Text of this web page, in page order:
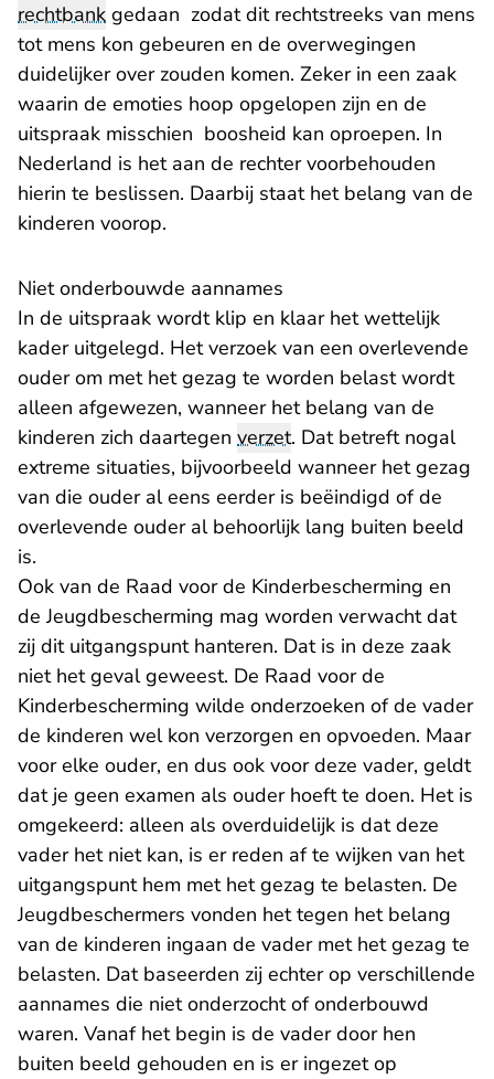
rechtbank gedaan zodat dit rechtstreeks van mens
tot mens kon gebeuren en de overwegingen
duidelijker over zouden komen. Zeker in een zaak
waarin de emoties hoop opgelopen zijn en de
uitspraak misschien boosheid kan oproepen. In
Nederland is het aan de rechter voorbehouden
hierin te beslissen. Daarbij staat het belang van de
kinderen voorop.
Niet onderbouwde aannames
In de uitspraak wordt klip en klaar het wettelijk
kader uitgelegd. Het verzoek van een overlevende
ouder om met het gezag te worden belast wordt
alleen afgewezen, wanneer het belang van de
kinderen zich daartegen verzet. Dat betreft nogal
extreme situaties, bijvoorbeeld wanneer het gezag
van die ouder al eens eerder is beëindigd of de
overlevende ouder al behoorlijk lang buiten beeld
is.
Ook van de Raad voor de Kinderbescherming en
de Jeugdbescherming mag worden verwacht dat
zij dit uitgangspunt hanteren. Dat is in deze zaak
niet het geval geweest. De Raad voor de
Kinderbescherming wilde onderzoeken of de vader
de kinderen wel kon verzorgen en opvoeden. Maar
voor elke ouder, en dus ook voor deze vader, geldt
dat je geen examen als ouder hoeft te doen. Het is
omgekeerd: alleen als overduidelijk is dat deze
vader het niet kan, is er reden af te wijken van het
uitgangspunt hem met het gezag te belasten. De
Jeugdbeschermers vonden het tegen het belang
van de kinderen ingaan de vader met het gezag te
belasten. Dat baseerden zij echter op verschillende
aannames die niet onderzocht of onderbouwd
waren. Vanaf het begin is de vader door hen
buiten beeld gehouden en is er ingezet op